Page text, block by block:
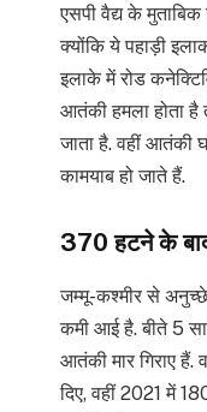
एसपी वैद्य के
क्योंकि ये पहाड़ी
इलाके में रोड
आतंकी हमला होता है
जाता है. वहीं आतंकी
कामयाब हो जाते हैं.
370 हटने के
जम्मू-कश्मीर से
कमी आई है. बीते 5
आतंकी मार गिराए
दिए, वहीं 2021 में